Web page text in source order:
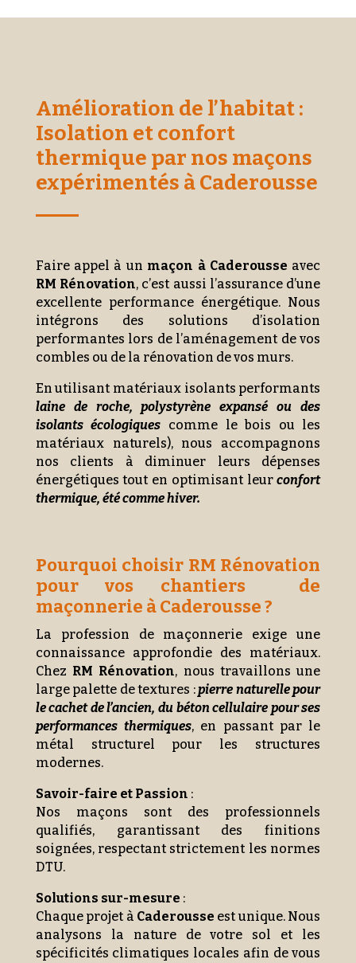
Amélioration de l’habitat :
Isolation et confort
thermique par nos maçons
expérimentés à Caderousse
Faire appel à un maçon à Caderousse avec
RM Rénovation, c’est aussi l’assurance d’une
excellente performance énergétique. Nous
intégrons des solutions d’isolation
performantes lors de l’aménagement de vos
combles ou de la rénovation de vos murs.
En utilisant matériaux isolants performants
laine de roche, polystyrène expansé ou des
isolants écologiques comme le bois ou les
matériaux naturels), nous accompagnons
nos clients à diminuer leurs dépenses
énergétiques tout en optimisant leurconfort
thermique, été comme hiver.
Pourquoi choisir RM Rénovation
pour vos chantiers de
maçonnerie à Caderousse ?
La profession de maçonnerie exige une
connaissance approfondie des matériaux.
Chez RM Rénovation, nous travaillons une
large palette de textures :pierre naturelle pour
le cachet de l’ancien, du béton cellulaire pour ses
performances thermiques, en passant par le
métal structurel pour les structures
modernes.
Savoir-faire et Passion :
Nos maçons sont des professionnels
qualifiés, garantissant des finitions
soignées, respectant strictement les normes
DTU.
Solutions sur-mesure :
Chaque projet à Caderousse est unique. Nous
analysons la nature de votre sol et les
spécificités climatiques locales afin de vous